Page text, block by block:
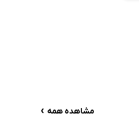
مشاهده همه ›